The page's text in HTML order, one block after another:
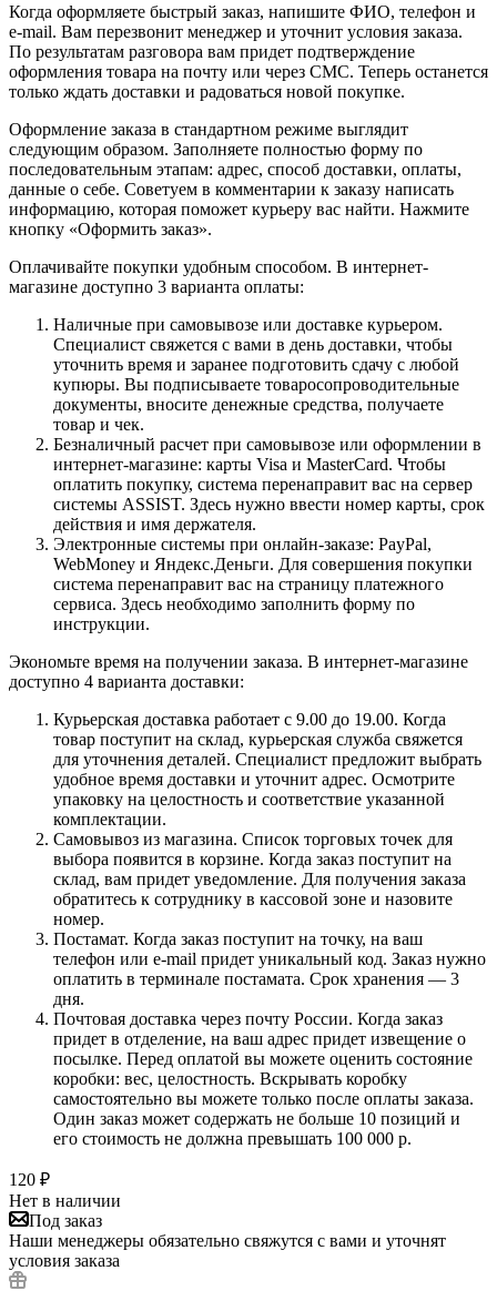
Когда оформляете быстрый заказ, напишите ФИО, телефон и
e-mail. Вам перезвонит менеджер и уточнит условия заказа.
По результатам разговора вам придет подтверждение
оформления товара на почту или через СМС. Теперь останется
только ждать доставки и радоваться новой покупке.
Оформление заказа в стандартном режиме выглядит
следующим образом. Заполняете полностью форму по
последовательным этапам: адрес, способ доставки, оплаты,
данные о себе. Советуем в комментарии к заказу написать
информацию, которая поможет курьеру вас найти. Нажмите
кнопку «Оформить заказ».
Оплачивайте покупки удобным способом. В интернет-
магазине доступно 3 варианта оплаты:
Наличные при самовывозе или доставке курьером.
Специалист свяжется с вами в день доставки, чтобы
уточнить время и заранее подготовить сдачу с любой
купюры. Вы подписываете товаросопроводительные
документы, вносите денежные средства, получаете
товар и чек.
Безналичный расчет при самовывозе или оформлении в
интернет-магазине: карты Visa и MasterCard. Чтобы
оплатить покупку, система перенаправит вас на сервер
системы ASSIST. Здесь нужно ввести номер карты, срок
действия и имя держателя.
Электронные системы при онлайн-заказе: PayPal,
WebMoney и Яндекс.Деньги. Для совершения покупки
система перенаправит вас на страницу платежного
сервиса. Здесь необходимо заполнить форму по
инструкции.
Экономьте время на получении заказа. В интернет-магазине
доступно 4 варианта доставки:
Курьерская доставка работает с 9.00 до 19.00. Когда
товар поступит на склад, курьерская служба свяжется
для уточнения деталей. Специалист предложит выбрать
удобное время доставки и уточнит адрес. Осмотрите
упаковку на целостность и соответствие указанной
комплектации.
Самовывоз из магазина. Список торговых точек для
выбора появится в корзине. Когда заказ поступит на
склад, вам придет уведомление. Для получения заказа
обратитесь к сотруднику в кассовой зоне и назовите
номер.
Постамат. Когда заказ поступит на точку, на ваш
телефон или e-mail придет уникальный код. Заказ нужно
оплатить в терминале постамата. Срок хранения — 3
дня.
Почтовая доставка через почту России. Когда заказ
придет в отделение, на ваш адрес придет извещение о
посылке. Перед оплатой вы можете оценить состояние
коробки: вес, целостность. Вскрывать коробку
самостоятельно вы можете только после оплаты заказа.
Один заказ может содержать не больше 10 позиций и
его стоимость не должна превышать 100 000 р.
120 ₽
Нет в наличии
Под заказ
Наши менеджеры обязательно свяжутся с вами и уточнят
условия заказа